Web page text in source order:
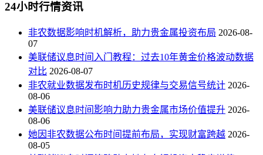
24小时行情资讯
非农数据影响时机解析，助力贵金属投资布局 2026-08-
07
美联储议息时间入门教程：过去10年黄金价格波动数据
对比 2026-08-07
非农就业数据发布时机历史规律与交易信号统计 2026-
08-06
美联储议息时间影响力助力贵金属市场价值提升 2026-
08-06
她因非农数据公布时间提前布局，实现财富跨越 2026-
08-05